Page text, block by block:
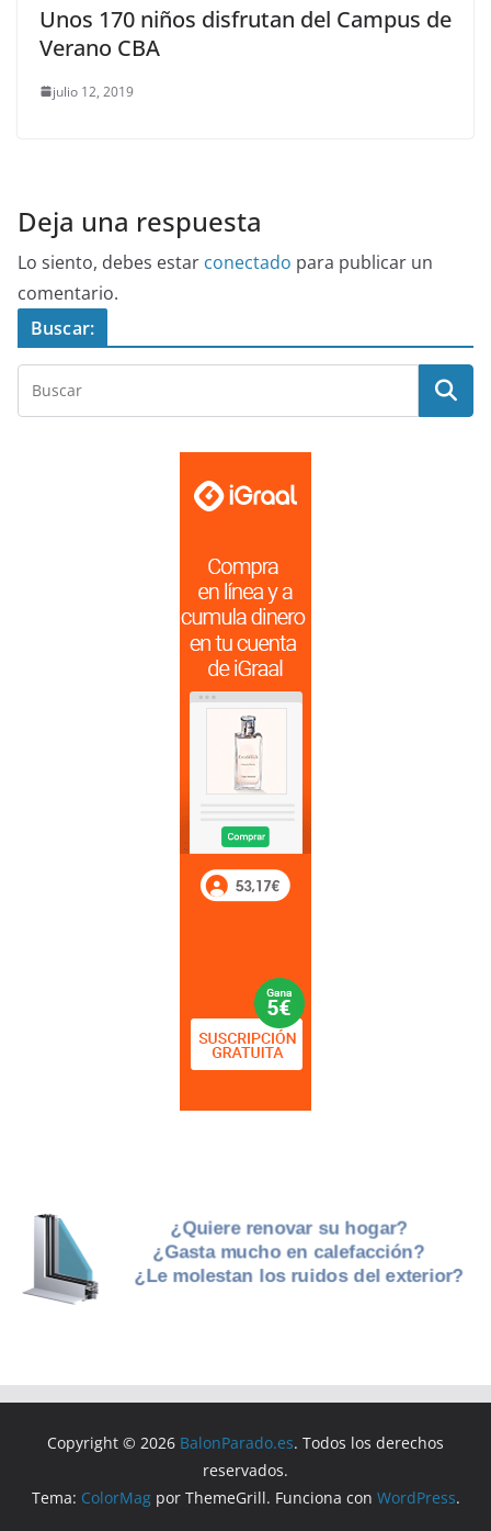
Unos 170 niños disfrutan del Campus de
Verano CBA
julio 12, 2019
Deja una respuesta
Lo siento, debes estar conectado para publicar un
comentario.
Buscar:
Copyright © 2026 BalonParado.es. Todos los derechos
reservados.
Tema: ColorMagpor ThemeGrill. Funciona con WordPress.